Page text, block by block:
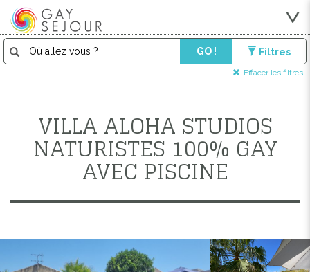
GO ! Filtres
Effacer les filtres
VILLA ALOHA STUDIOS
NATURISTES 100% GAY
AVEC PISCINE